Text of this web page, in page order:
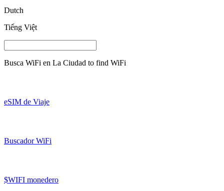
Dutch
Tiếng Việt
Busca WiFi en La Ciudad to find WiFi
eSIM de Viaje
Buscador WiFi
$WIFI monedero